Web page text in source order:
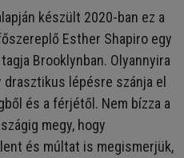
készült 2020-ban ez a
Esther Shapiro egy
Brooklynban. Olyannyira
lépésre szánja el
és a férjétől. Nem bízza a
megy, hogy
és múltat is megismerjük,